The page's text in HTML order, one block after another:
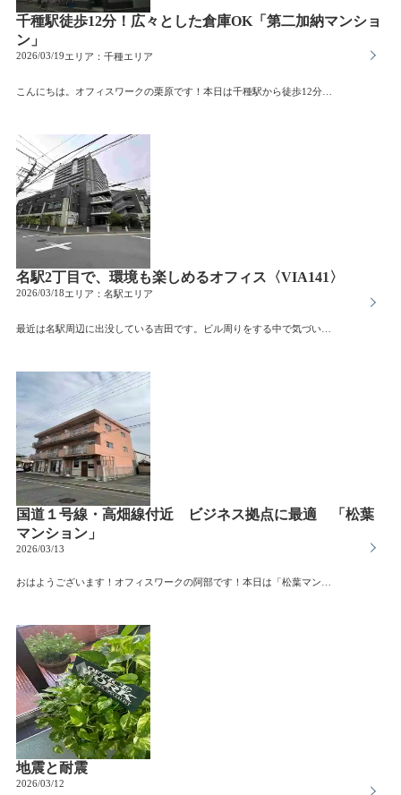
千種駅徒歩12分！広々とした倉庫OK「第二加納マンショ
ン」
2026/03/19エリア： 千種エリア
こんにちは。オフィスワークの栗原です！本日は千種駅から徒歩12分にある「第二加納マンション」をご紹介します。1階なので階段やエレベーターの煩わしさがなく、荷物の搬入出が多い配送拠点や機材の多いスタジオとしてスムーズな動線を確保できます。32.72坪の広々としたスペースを築年数を活かしたリーズナブルな賃料で募集中です！浮いたコストを内装や設備に回せるため、実用性を重視するクリエイティブチームやスタートアップにとって、千種エリア屈指の「掘り出し物」！！是非お気軽にお問い合わせください。
名駅2丁目で、環境も楽しめるオフィス〈VIA141〉
2026/03/18エリア： 名駅エリア
最近は名駅周辺に出没している吉田です。ビル周りをする中で気づいたことのひとつが、丁ごとに少しずつ街の雰囲気が変わるということ。今回ご紹介するのは、名駅2丁目にあるVIA141。まず印象的なのは、建物の雰囲気の良さ。通りの中でも自然と目に入る、素敵な外観のビルです。2階から見たエントランス。エントランスの雰囲気も、また素敵です。そしてこのビルの魅力は、立地にもあります。すぐ隣には公園があり、オフィス街の中でも少しゆとりを感じられる環境。さらに建物内には、人気のカフェ【Buttery】もあり、ちょっとした打ち合わせや気分転換にも使えるのが嬉しいポイントです。オフィスにこうした場所があるだけで、働き方や過ごし方の幅は大きく変わります。「ただ働く場所」ではなく、日常の中で心地よく過ごせる環境を求める企業様におすすめしたいビルです。
国道１号線・高畑線付近 ビジネス拠点に最適 「松葉
マンション」
2026/03/13
おはようございます！オフィスワークの阿部です！本日は「松葉マンション」をご紹介します。当ビルは、西名古屋港線(あおなみ線) 南荒子駅から徒歩19分、国道１号線付近に位置しています。マンションタイプ２DKのお部屋。最上階、角部屋です。事務所としてもご利用いただけます。国道１号線と高畑通りが交差する利便性の良い立地！ビジネスの拠点に最適です！お問い合わせお待ちしております。
地震と耐震
2026/03/12